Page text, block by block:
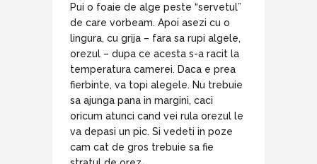
Pui o foaie de alge peste “servetul”
de care vorbeam. Apoi asezi cu o
lingura, cu grija – fara sa rupi algele,
orezul – dupa ce acesta s-a racit la
temperatura camerei. Daca e prea
fierbinte, va topi alegele. Nu trebuie
sa ajunga pana in margini, caci
oricum atunci cand vei rula orezul le
va depasi un pic. Si vedeti in poze
cam cat de gros trebuie sa fie